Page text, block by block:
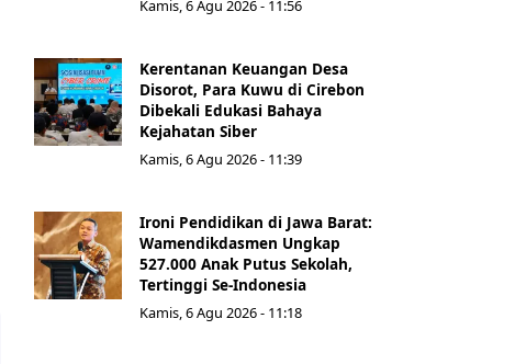
Kamis, 6 Agu 2026 - 11:56
Kerentanan Keuangan Desa
Disorot, Para Kuwu di Cirebon
Dibekali Edukasi Bahaya
Kejahatan Siber
Kamis, 6 Agu 2026 - 11:39
Ironi Pendidikan di Jawa Barat:
Wamendikdasmen Ungkap
527.000 Anak Putus Sekolah,
Tertinggi Se-Indonesia
Kamis, 6 Agu 2026 - 11:18